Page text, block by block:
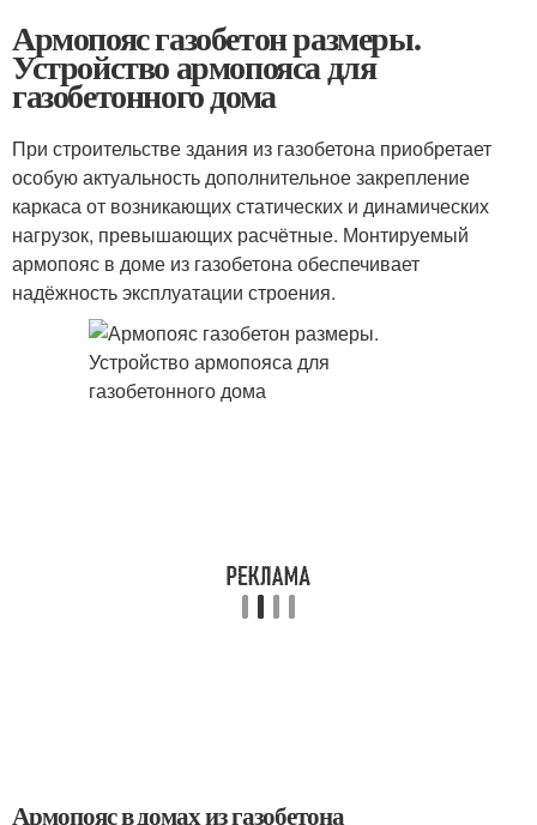
Армопояс газобетон размеры.
Устройство армопояса для
газобетонного дома
При строительстве здания из газобетона приобретает
особую актуальность дополнительное закрепление
каркаса от возникающих статических и динамических
нагрузок, превышающих расчётные. Монтируемый
армопояс в доме из газобетона обеспечивает
надёжность эксплуатации строения.
Армопояс в домах из газобетона